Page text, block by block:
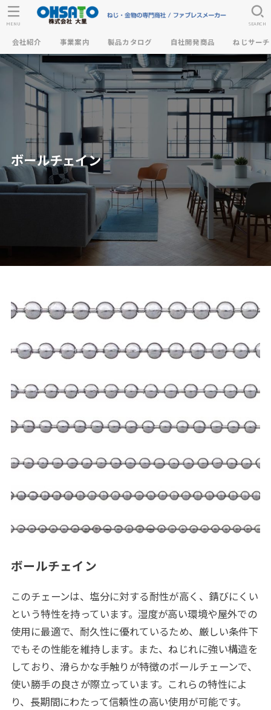
会社紹介 事業案内 製品カタログ 自社開発商品 ねじサーチ
SEARCH
MENU
ボールチェイン
ボールチェイン
このチェーンは、塩分に対する耐性が高く、錆びにくい
という特性を持っています。湿度が高い環境や屋外での
使用に最適で、耐久性に優れているため、厳しい条件下
でもその性能を維持します。また、ねじれに強い構造を
しており、滑らかな手触りが特徴のボールチェーンで、
使い勝手の良さが際立っています。これらの特性によ
り、長期間にわたって信頼性の高い使用が可能です。